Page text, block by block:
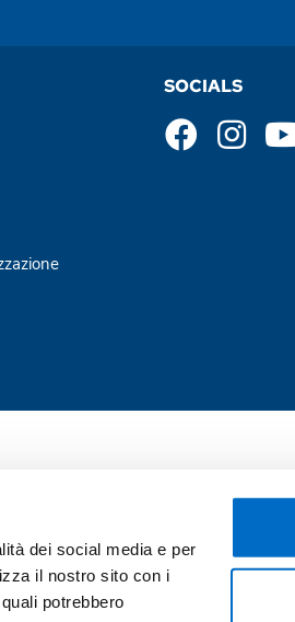
dei social media e per
il nostro sito con i
potrebbero
SOCIALS